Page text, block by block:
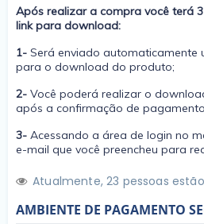
Após realizar a compra você terá
link para download:
1- Será enviado automaticamente
para o download do produto;
2- Você poderá realizar o
após a confirmação de
3- Acessando a área de login no
e-mail que você preencheu para
Atualmente,23 pessoas
AMBIENTE DE PAGAMENTO